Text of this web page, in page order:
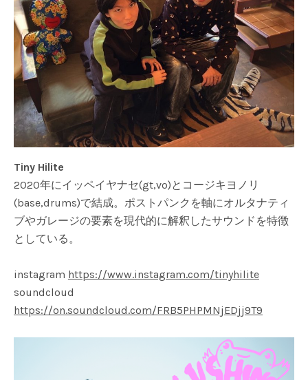
Tiny Hilite
2020年にイッペイヤナセ(gt,vo)とコージキヨノリ
(base,drums)で結成。ポストパンクを軸にオルタナティ
ブやガレージの要素を現代的に解釈したサウンドを特徴
としている。
instagram https://www.instagram.com/tinyhilite
soundcloud
https://on.soundcloud.com/FRB5PHPMNjEDjj9T9